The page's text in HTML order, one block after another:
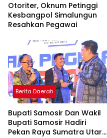
Otoriter, Oknum Petinggi
Kesbangpol Simalungun
Resahkan Pegawai
Berita Daerah
Bupati Samosir Dan Wakil
Bupati Samosir Hadiri
Pekan Raya Sumatra Utara